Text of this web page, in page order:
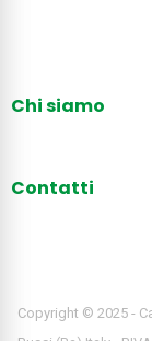
Chi siamo
Contatti
Copyright © 2025 -